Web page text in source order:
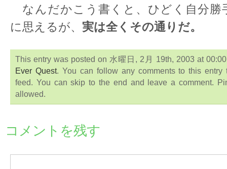
なんだかこう書くと、ひどく自分勝
に思えるが、 実は全くその通りだ。
This entry was posted on 水曜日, 2月 19th, 2003 at
Ever Quest. You can follow any comments to this
feed. You can skip to the end and leave a comment.
allowed.
コメントを残す